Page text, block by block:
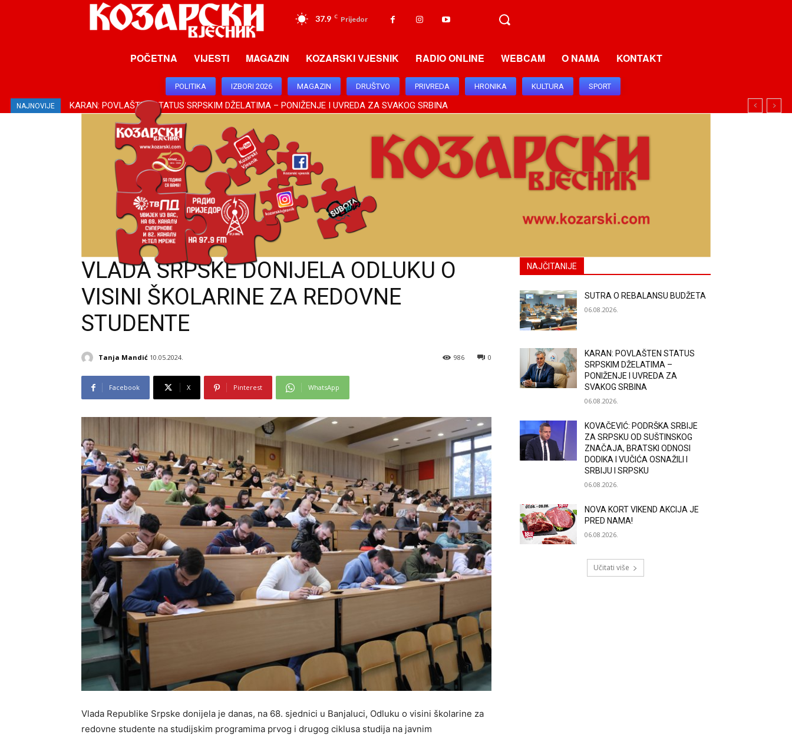
37.9 C Prijedor
POČETNA VIJESTI MAGAZIN KOZARSKI VJESNIK RADIO ONLINE WEBCAM O NAMA KONTAKT
POLITIKA IZBORI 2026 MAGAZIN DRUŠTVO PRIVREDA HRONIKA KULTURA SPORT
NAJNOVIJE KARAN: POVLAŠTEN STATUS SRPSKIM DŽELATIMA – PONIŽENJE I UVREDA ZA SVAKOG SRBINA
KOVAČEVIĆ: PODRŠKA SRBIJE ZA SRPSKU OD SUŠTINSKOG ZNAČAJA, BRATSKI ODNOSI DODIKA I VUČIĆA OSNAŽILI I SRBIJU I SRPSKU
VLADA SRPSKE DONIJELA ODLUKU O
VISINI ŠKOLARINE ZA REDOVNE
STUDENTE
Tanja Mandić 10.05.2024. 0
986
Facebook X Pinterest WhatsApp
Vlada Republike Srpske donijela je danas, na 68. sjednici u Banjaluci, Odluku o visini školarine za
redovne studente na studijskim programima prvog i drugog ciklusa studija na javnim
NAJČITANIJE
SUTRA O REBALANSU BUDŽETA
06.08.2026.
KARAN: POVLAŠTEN STATUS
SRPSKIM DŽELATIMA –
PONIŽENJE I UVREDA ZA
SVAKOG SRBINA
06.08.2026.
KOVAČEVIĆ: PODRŠKA SRBIJE
ZA SRPSKU OD SUŠTINSKOG
ZNAČAJA, BRATSKI ODNOSI
DODIKA I VUČIĆA OSNAŽILI I
SRBIJU I SRPSKU
06.08.2026.
NOVA KORT VIKEND AKCIJA JE
PRED NAMA!
06.08.2026.
Učitati više